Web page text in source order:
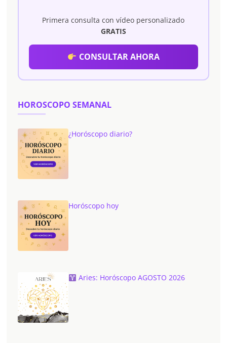
Primera consulta con vídeo personalizado
GRATIS
CONSULTAR AHORA
HOROSCOPO SEMANAL
¿Horóscopo diario?
Horóscopo hoy
Aries: Horóscopo AGOSTO 2026